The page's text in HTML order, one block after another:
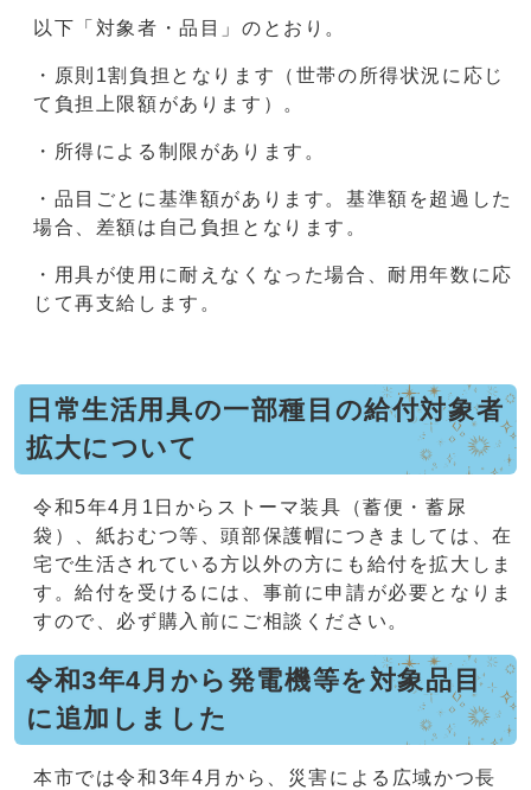
以下「対象者・品目」のとおり。
・原則1割負担となります（世帯の所得状況に応じ
て負担上限額があります）。
・所得による制限があります。
・品目ごとに基準額があります。基準額を超過した
場合、差額は自己負担となります。
・用具が使用に耐えなくなった場合、耐用年数に応
じて再支給します。
日常生活用具の一部種目の給付対象者
拡大について
令和5年4月1日からストーマ装具（蓄便・蓄尿
袋）、紙おむつ等、頭部保護帽につきましては、在
宅で生活されている方以外の方にも給付を拡大しま
す。給付を受けるには、事前に申請が必要となりま
すので、必ず購入前にご相談ください。
令和3年4月から発電機等を対象品目
に追加しました
本市では令和3年4月から、災害による広域かつ長